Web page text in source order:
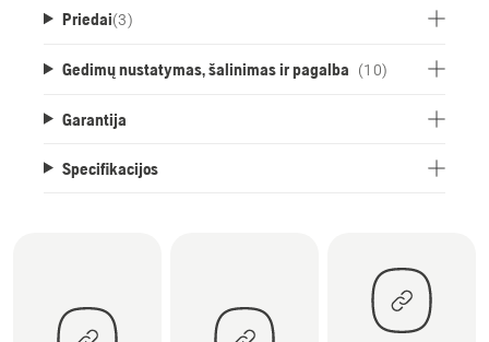
Priedai(3)
Gedimų nustatymas, šalinimas ir pagalba (10)
Garantija
Specifikacijos